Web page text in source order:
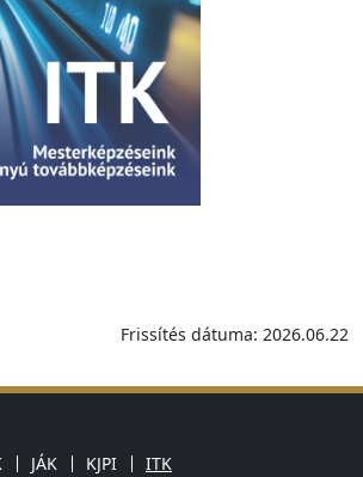
Frissítés dátuma: 2026.06.22
JÁK KJPI ITK